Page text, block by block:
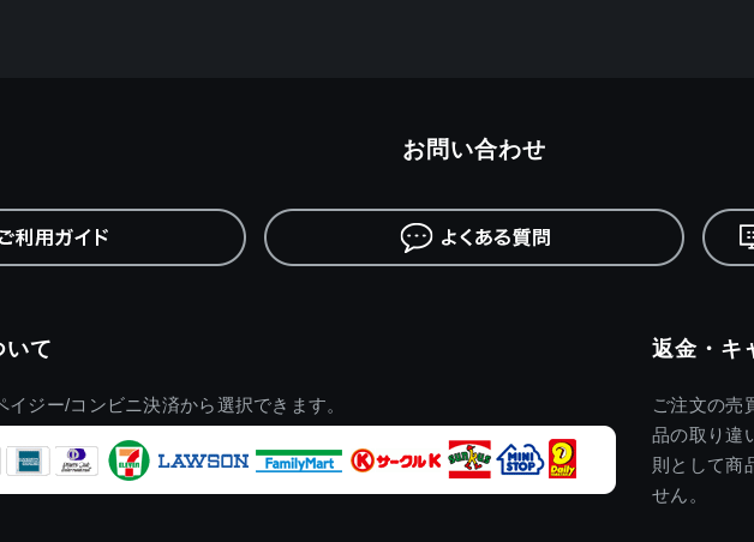
いて
イジー/コンビニ決済から選択できます。
返金・キ
ご注文の売
品の取り違
則として商
せん。
お問い合わせ